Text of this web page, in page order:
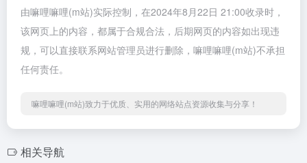
由嘛哩嘛哩(m站)实际控制，在2024年8月22日 21:00收录时，
该网页上的内容，都属于合规合法，后期网页的内容如出现违
规，可以直接联系网站管理员进行删除，嘛哩嘛哩(m站)不承担
任何责任。
嘛哩嘛哩(m站)致力于优质、实用的网络站点资源收集与分享！
相关导航